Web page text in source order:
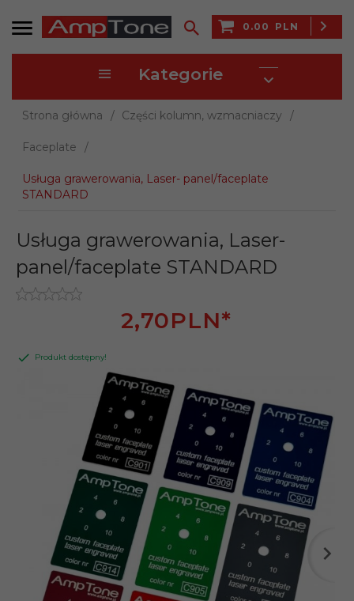
0.00 PLN
Kategorie
Strona główna Części kolumn, wzmacniaczy
Faceplate
Usługa grawerowania, Laser- panel/faceplate
STANDARD
Usługa grawerowania, Laser-
panel/faceplate STANDARD
2,70PLN*
Produkt dostępny!